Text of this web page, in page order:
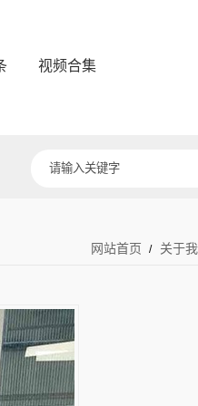
视频合集
网站首页 / 关于